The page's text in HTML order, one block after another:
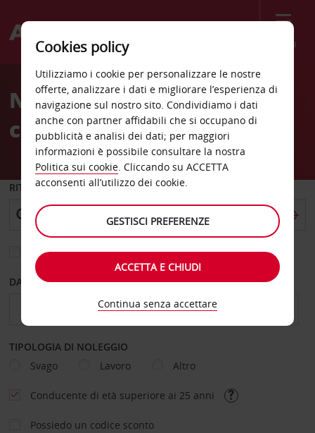
Menù
Welcome
AvisNoleggio auto Lublino
centro città
RITIRO DA
Scegli una località di riconsegna diversa
DAL GIORNO AL GIORNO
TIPOLOGIA DI NOLEGGIO
Svago
Lavoro Altro
Conducente di età superiore ai 25 anni
Possiedo un codice sconto
Cookies policy
Utilizziamo i cookie per personalizzare le nostre
offerte, analizzare i dati e migliorare l’esperienza di
navigazione sul nostro sito. Condividiamo i dati
anche con partner affidabili che si occupano di
pubblicità e analisi dei dati; per maggiori
informazioni è possibile consultare la nostra
Politica sui cookie. Cliccando su ACCETTA
acconsenti all’utilizzo dei cookie.
GESTISCI PREFERENZE
ACCETTA E CHIUDI
Continua senza accettare